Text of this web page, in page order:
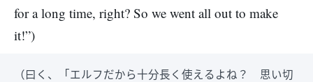
for a long time, right? So we went all out to make
it!”)
（曰く、「エルフだから十分長く使えるよね？ 思い切